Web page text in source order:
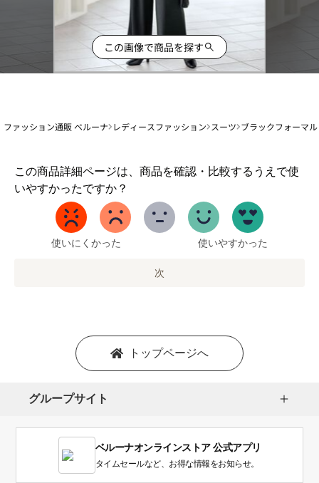
この画像で商品を探す
ファッション通販 ベルーナ レディースファッション スーツ ブラックフォーマ
この商品詳細ページは、商品を確認・比較するうえで使
いやすかったですか？
1
か
い
使いにくかった 使いやすかった
次
トップページへ
グループサイト
ベルーナオンラインストア 公式アプリ
タイムセールなど、お得な情報をお知らせ。